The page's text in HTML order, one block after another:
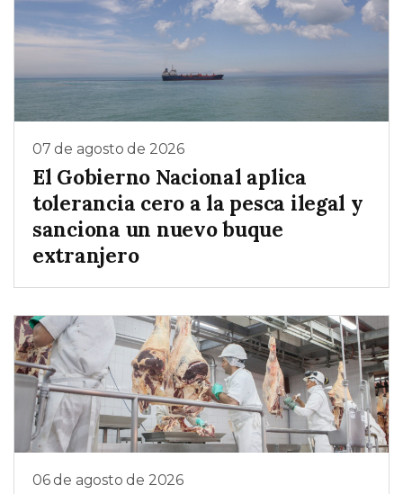
07 de agosto de 2026
El Gobierno Nacional aplica
tolerancia cero a la pesca ilegal y
sanciona un nuevo buque
extranjero
06 de agosto de 2026